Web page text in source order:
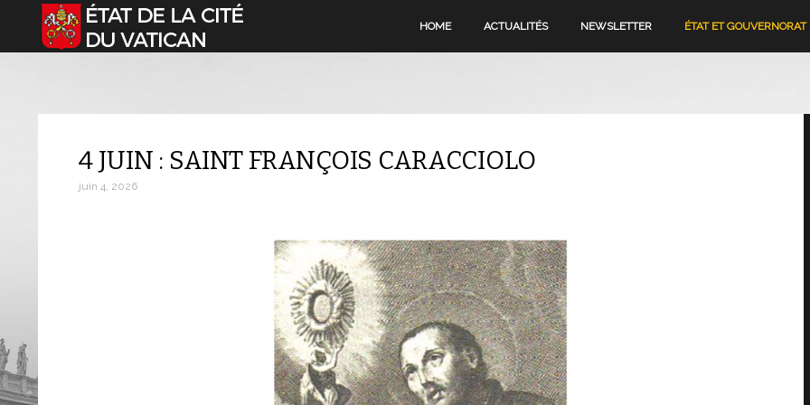
Sélectionnez votre langue HOME ACTUALITÉS NEWSLETTER ÉTAT ET GOUVERNORAT
4 JUIN : SAINT FRANÇOIS CARACCIOLO
juin 4, 2026